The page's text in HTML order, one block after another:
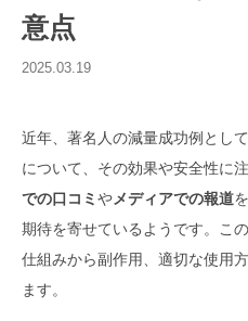
意点
2025.03.19
近年、著名人の減量成功例とし
について、その効果や安全性に
での口コミ やメディアでの報道
期待を寄せているようです。こ
仕組みから副作用、適切な使用
ます。